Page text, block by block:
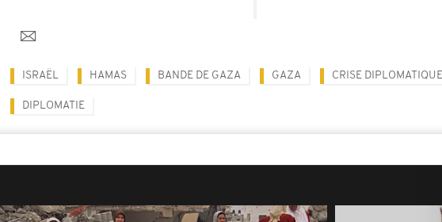
ISRAËL HAMAS BANDE DE GAZA GAZA CRISE DIPLOMATIQUE
DIPLOMATIE